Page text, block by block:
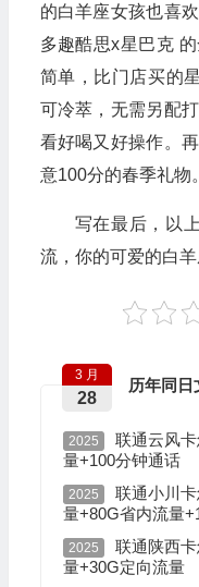
的白羊座女孩也喜
多趣酷思x星巴克
简单，比门店买的
可冷萃，无需另配
看好喝又好操作。
意100分的春季礼物。
写在最后，以
流，你的可爱的白
历年同日
3 月
28
2025
联通云风
量+100分钟通话
2025
联通小川
量+80G省内流量
2025
联通陕西
量+30G定向流量